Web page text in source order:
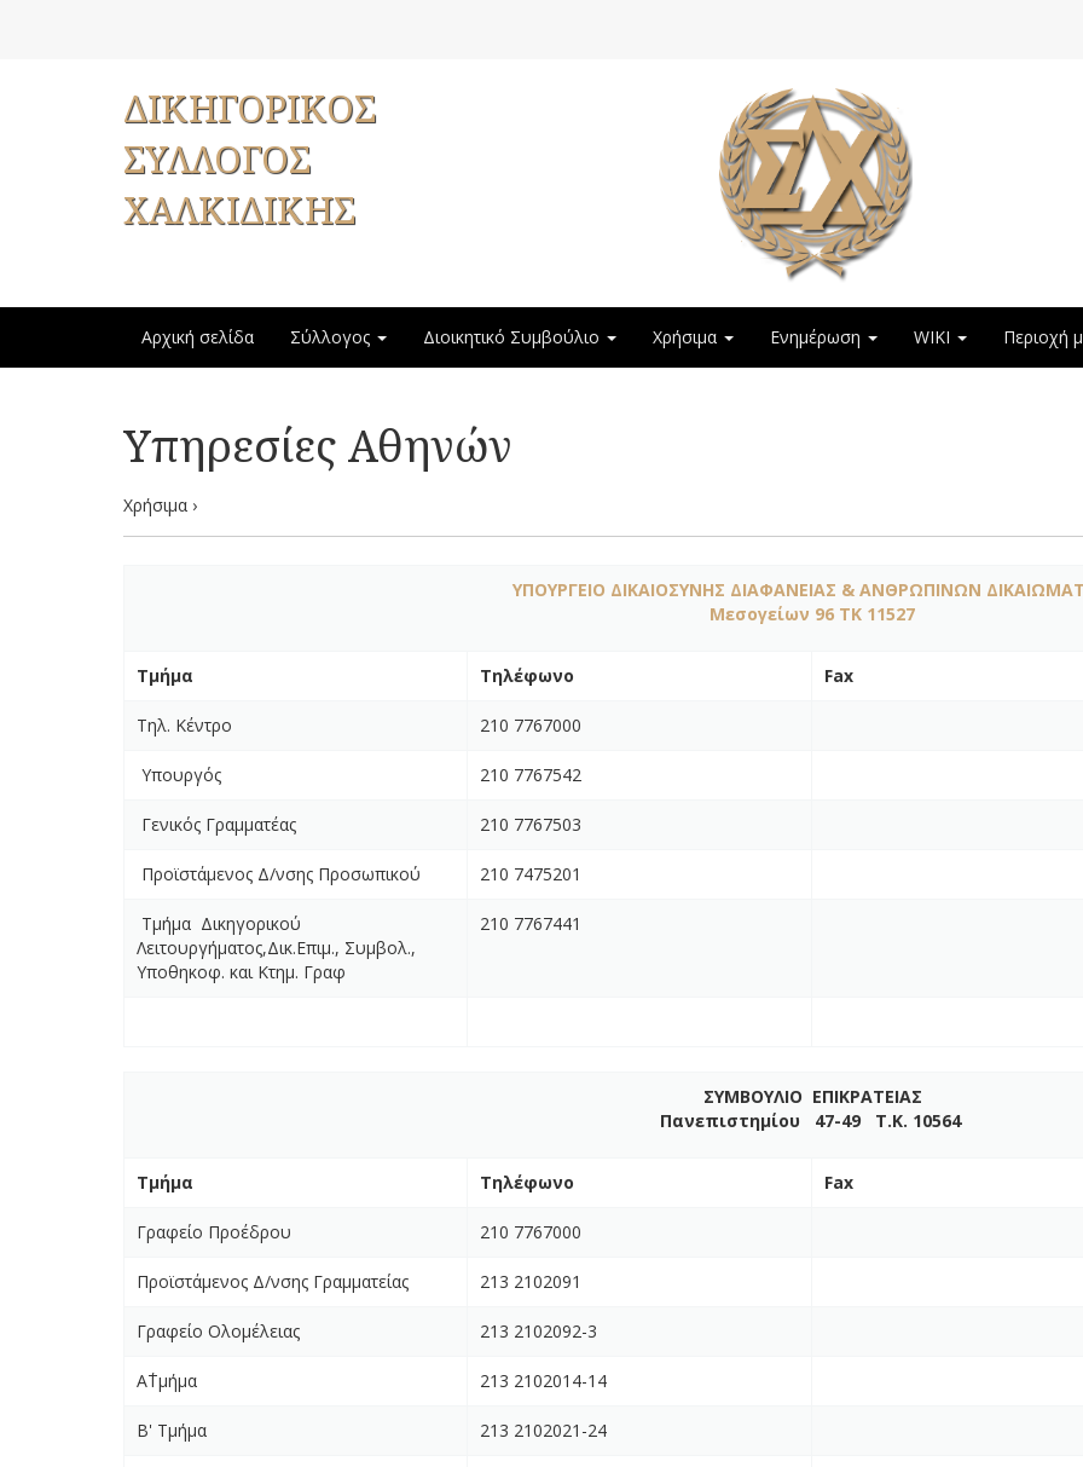
ΔΙΚΗΓΟΡΙΚΟΣ
ΣΥΛΛΟΓΟΣ
ΧΑΛΚΙΔΙΚΗΣ
Αρχική σελίδα Σύλλογος Διοικητικό Συμβούλιο Χρήσιμα Ενημέρωση WIKI Περιοχή
Υπηρεσίες Αθηνών
Χρήσιμα ›
ΥΠΟΥΡΓΕΙΟ ΔΙΚΑΙΟΣΥΝΗΣ ΔΙΑΦΑΝΕΙΑΣ & ΑΝΘΡΩΠΙΝΩΝ
Μεσογείων 96 ΤΚ 11527
Τμήμα Τηλέφωνο Fax
Τηλ. Κέντρο 210 7767000
Υπουργός 210 7767542
Γενικός Γραμματέας 210 7767503
Προϊστάμενος Δ/νσης Προσωπικού 210 7475201
Τμήμα Δικηγoρικoύ
Λειτoυργήματoς,Δικ.Επιμ., Συμβολ.,
Υποθηκοφ. και Κτημ. Γραφ
210 7767441
ΣΥΜΒΟΥΛΙΟ ΕΠΙΚΡΑΤΕΙΑΣ
Πανεπιστημίου 47-49 Τ.Κ. 10564
Τμήμα Τηλέφωνο Fax
Γραφείο Προέδρου 210 7767000
Προϊστάμενος Δ/νσης Γραμματείας 213 2102091
Γραφείο Ολομέλειας 213 2102092-3
Α΄Τμήμα 213 2102014-14
Β' Τμήμα 213 2102021-24